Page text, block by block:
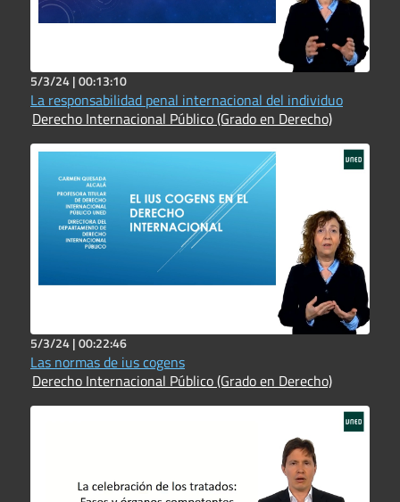
5/3/24 |00:13:10
La responsabilidad penal internacional del individuo
Derecho Internacional Público (Grado en Derecho)
5/3/24 |00:22:46
Las normas de ius cogens
Derecho Internacional Público (Grado en Derecho)